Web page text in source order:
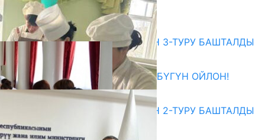
07.08.2026
Абитуриент
ЖОЖДОРГО КАБЫЛ АЛУУНУН 3-ТУРУ БАШТАЛДЫ
27.07.2026
ӨЗҮҢДҮН КЕЛЕЧЕГИҢ ҮЧҮН БҮГҮН ОЙЛОН!
20.07.2026
ЖОЖДОРГО КАБЫЛ АЛУУНУН 2-ТУРУ БАШТАЛДЫ
20.07.2026